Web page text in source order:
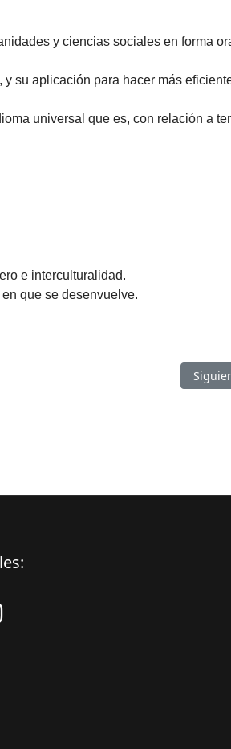
y ciencias sociales en forma
su aplicación para hacer más
universal que es, con relación a
e interculturalidad.
que se desenvuelve.